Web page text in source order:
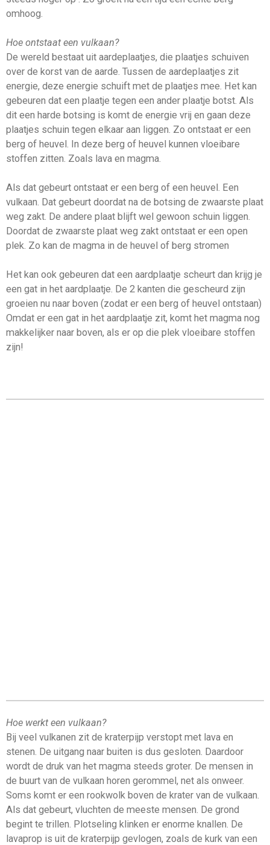
omhoog.
Hoe ontstaat een vulkaan?
De wereld bestaat uit aardeplaatjes, die plaatjes schuiven
over de korst van de aarde. Tussen de aardeplaatjes zit
energie, deze energie schuift met de plaatjes mee. Het kan
gebeuren dat een plaatje tegen een ander plaatje botst. Als
dit een harde botsing is komt de energie vrij en gaan deze
plaatjes schuin tegen elkaar aan liggen. Zo ontstaat er een
berg of heuvel. In deze berg of heuvel kunnen vloeibare
stoffen zitten. Zoals lava en magma.
Als dat gebeurt ontstaat er een berg of een heuvel. Een
vulkaan. Dat gebeurt doordat na de botsing de zwaarste plaat
weg zakt. De andere plaat blijft wel gewoon schuin liggen.
Doordat de zwaarste plaat weg zakt ontstaat er een open
plek. Zo kan de magma in de heuvel of berg stromen
Het kan ook gebeuren dat een aardplaatje scheurt dan krijg je
een gat in het aardplaatje. De 2 kanten die gescheurd zijn
groeien nu naar boven (zodat er een berg of heuvel ontstaan)
Omdat er een gat in het aardplaatje zit, komt het magma nog
makkelijker naar boven, als er op die plek vloeibare stoffen
zijn!
Hoe werkt een vulkaan?
Bij veel vulkanen zit de kraterpijp verstopt met lava en
stenen. De uitgang naar buiten is dus gesloten. Daardoor
wordt de druk van het magma steeds groter. De mensen in
de buurt van de vulkaan horen gerommel, net als onweer.
Soms komt er een rookwolk boven de krater van de vulkaan.
Als dat gebeurt, vluchten de meeste mensen. De grond
begint te trillen. Plotseling klinken er enorme knallen. De
lavaprop is uit de kraterpijp gevlogen, zoals de kurk van een